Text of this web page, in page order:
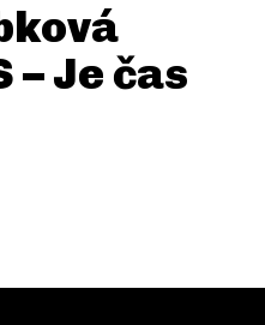
– Je čas